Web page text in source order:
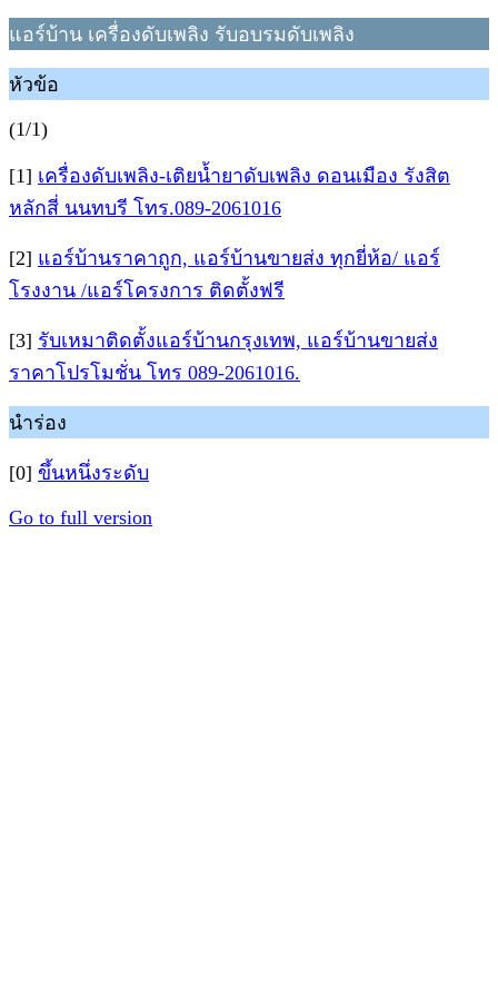
แอร์บ้าน เครื่องดับเพลิง รับอบรมดับเพลิง
หัวข้อ
(1/1)
[1] เครื่องดับเพลิง-เติยน้ำยาดับเพลิง ดอนเมือง รังสิต
หลักสี่ นนทบรี โทร.089-2061016
[2] แอร์บ้านราคาถูก, แอร์บ้านขายส่ง ทุกยี่ห้อ/ แอร์
โรงงาน /แอร์โครงการ ติดตั้งฟรี
[3] รับเหมาติดตั้งแอร์บ้านกรุงเทพ, แอร์บ้านขายส่ง
ราคาโปรโมชั่น โทร 089-2061016.
นำร่อง
[0] ขึ้นหนึ่งระดับ
Go to full version